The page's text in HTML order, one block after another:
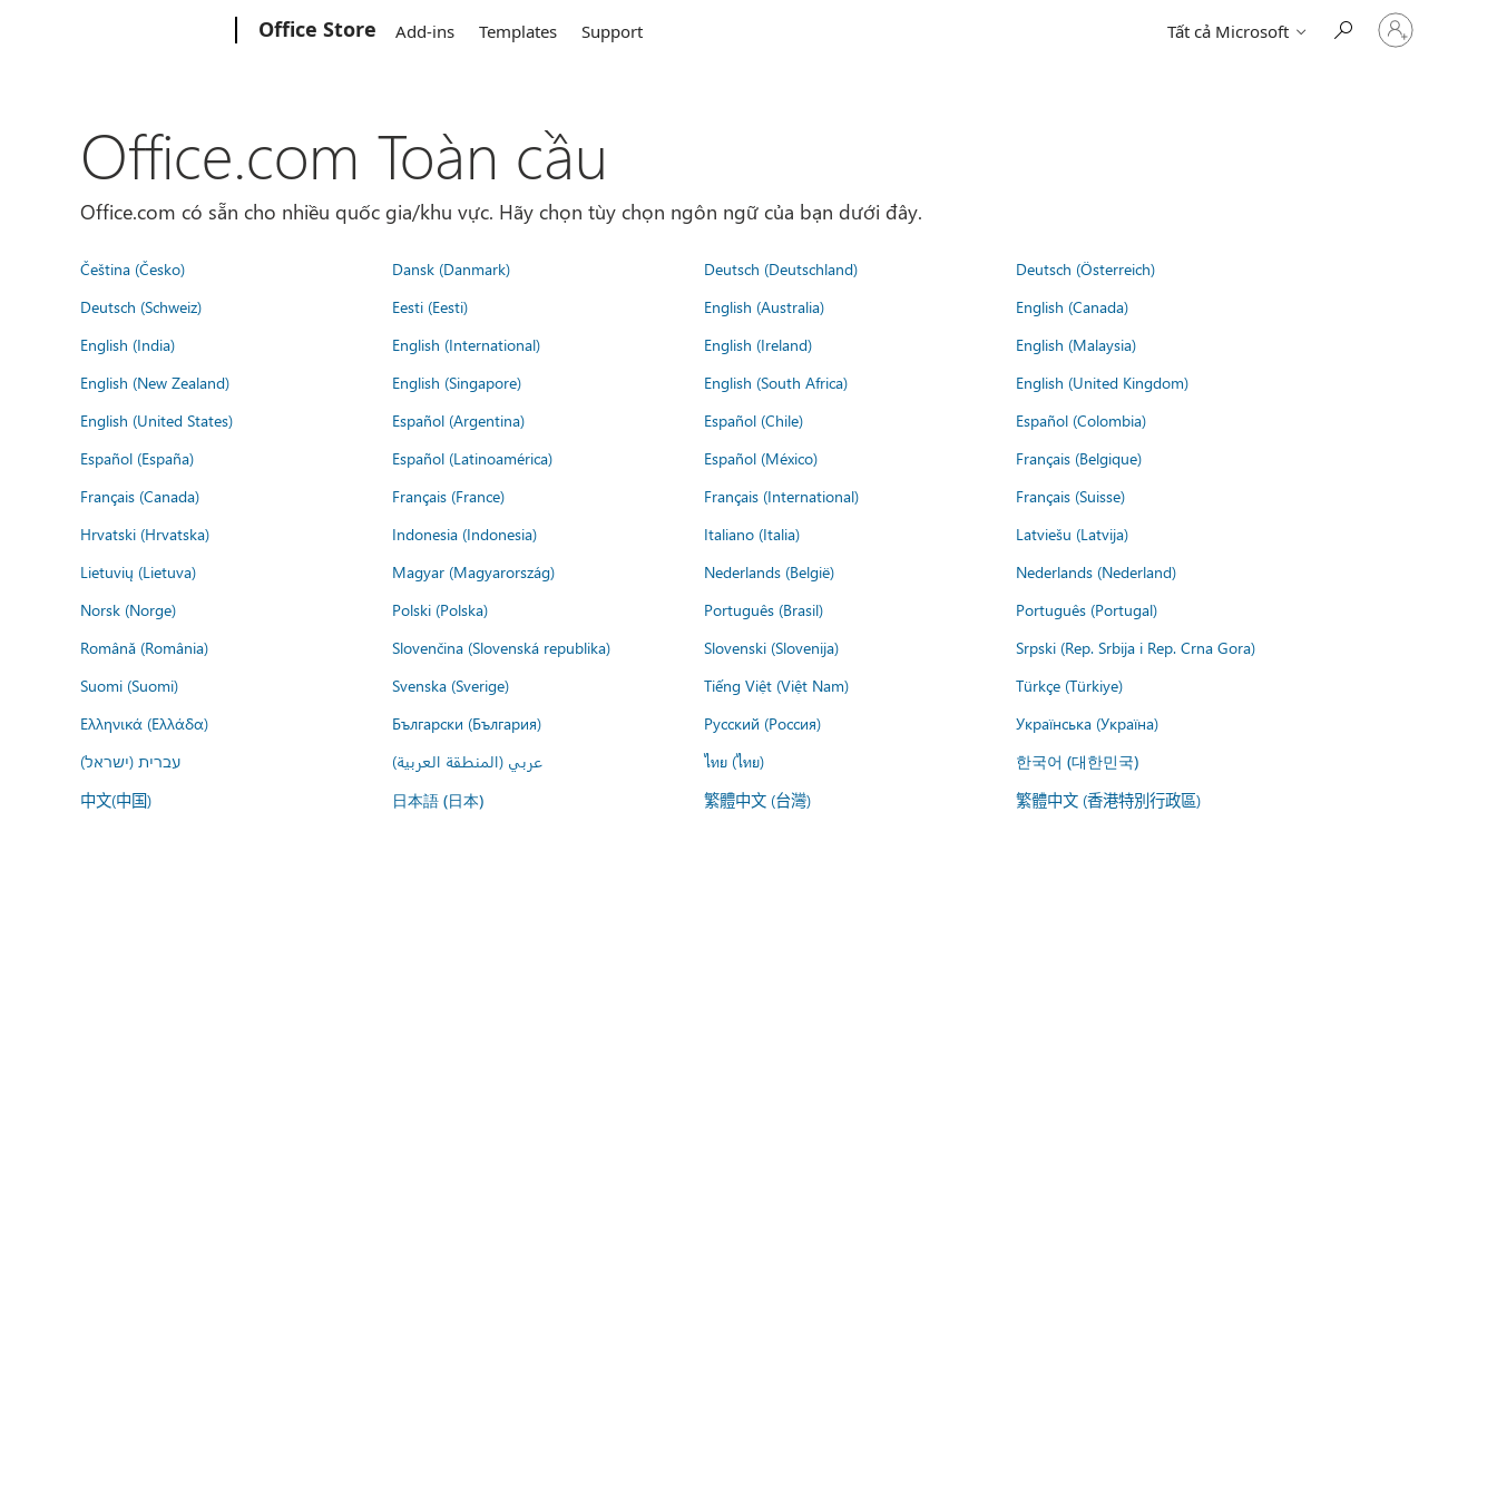
Office Store Add-ins Templates Support Tất cả Microsoft
Đăng
nhập
Office.com Toàn cầu
Office.com có sẵn cho nhiều quốc gia/khu vực. Hãy chọn tùy chọn ngôn ngữ của bạn dưới đây.
Čeština (Česko) Dansk (Danmark) Deutsch (Deutschland)
Deutsch (Österreich)
Deutsch (Schweiz)
Eesti (Eesti) English (Australia)
English (Canada)
English (India)
English (International) English (Ireland)
English (Malaysia)
English (New Zealand)
English (Singapore) English (South Africa)
English (United Kingdom)
English (United States)
Español (Argentina) Español (Chile)
Español (Colombia)
Español (España)
Español (Latinoamérica) Español (México)
Français (Belgique)
Français (Canada)
Français (France) Français (International)
Français (Suisse)
Hrvatski (Hrvatska)
Indonesia (Indonesia) Italiano (Italia)
Latviešu (Latvija)
Lietuvių (Lietuva)
Magyar (Magyarország) Nederlands (België)
Nederlands (Nederland)
Norsk (Norge)
Polski (Polska) Português (Brasil)
Português (Portugal)
Română (România)
Slovenčina (Slovenská republika) Slovenski (Slovenija)
Srpski (Rep. Srbija i Rep. Crna Gora)
Suomi (Suomi)
Svenska (Sverige) Tiếng Việt (Việt Nam)
Türkçe (Türkiye)
Ελληνικά (Ελλάδα)
Български (България) Русский (Россия)
Українська (Україна)
עברית (ישראל)
عربي (المنطقة العربية) ไทย (ไทย) 한국어 (대한민국)
中文(中国) 日本語 (日本) 繁體中文 (台灣) 繁體中文 (香港特別行政區)